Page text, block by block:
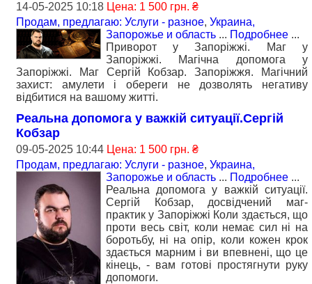
14-05-2025 10:18 Цена: 1 500 грн. ₴
Продам, предлагаю: Услуги - разное, Украина,
Запорожье и область ... Подробнее ...
Приворот у Запоріжжі. Маг у
Запоріжжі. Магічна допомога у
Запоріжжі. Маг Сергій Кобзар. Запоріжжя. Магічний
захист: амулети і обереги не дозволять негативу
відбитися на вашому житті.
Реальна допомога у важкій ситуації.Сергій
Кобзар
09-05-2025 10:44 Цена: 1 500 грн. ₴
Продам, предлагаю: Услуги - разное, Украина,
Запорожье и область ... Подробнее ...
Реальна допомога у важкій ситуації.
Сергій Кобзар, досвідчений маг-
практик у Запоріжжі Коли здається, що
проти весь світ, коли немає сил ні на
боротьбу, ні на опір, коли кожен крок
здається марним і ви впевнені, що це
кінець, - вам готові простягнути руку
допомоги.